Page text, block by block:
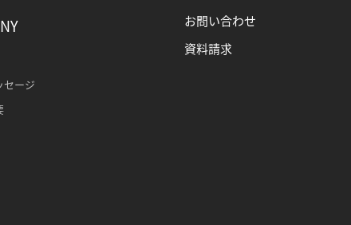
セージ
お問い合わせ
資料請求